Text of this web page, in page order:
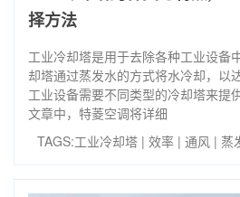
择方法
工业冷却塔是用于去除各种工业设备
却塔通过蒸发水的方式将水冷却，以
工业设备需要不同类型的冷却塔来提
文章中，特菱空调将详细
TAGS:工业冷却塔 | 效率 | 通风 | 蒸